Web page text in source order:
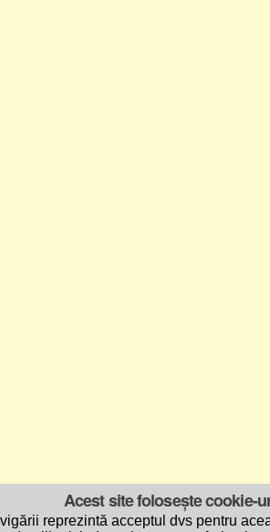
Acest site folosește cookie-
reprezintă acceptul dvs pentru